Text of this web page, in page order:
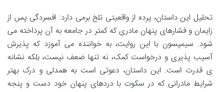
تحلیل این داستان، پرده از واقعیتی تلخ برمی دارد: افسردگی پس از
زایمان و فشارهای پنهان مادری که کمتر در جامعه به آن پرداخته می
شود. سیمپسون با این روایت، به خواننده می آموزد که پذیرش
آسیب پذیری و درخواست کمک، نه تنها ضعف نیست، بلکه نشانه
ی قدرت است. این داستان، دعوتی است به همدلی و درک بهتر
شرایط مادرانی که در سکوت با دردهای پنهان خود دست و پنجه